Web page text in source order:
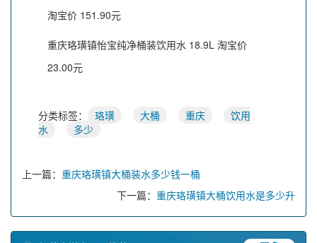
淘宝价 151.90元
重庆珞璜镇怡宝纯净桶装饮用水 18.9L 淘宝价
23.00元
分类标签： 珞璜 大桶 重庆
饮用
水
多少
上一篇： 重庆珞璜镇大桶装水多少钱一桶
下一篇： 重庆珞璜镇大桶饮用水是多少升